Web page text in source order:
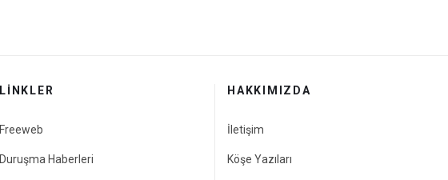
LINKLER
Freeweb
Duruşma Haberleri
HAKKIMIZDA
İletişim
Köşe Yazıları